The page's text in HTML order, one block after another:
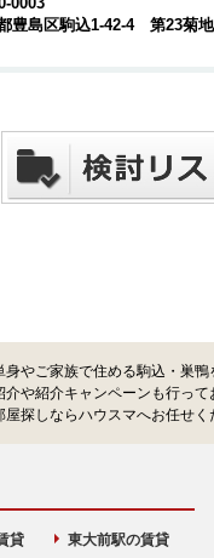
豊島区駒込1-42-4 第23菊
身やご家族で住める駒込・巣
介や紹介キャンペーンも行っ
探しならハウスマへお任せく
貸
東大前駅の賃貸